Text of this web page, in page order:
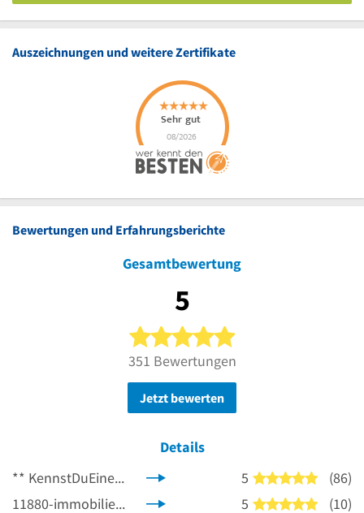
Auszeichnungen und weitere Zertifikate
Bewertungen und Erfahrungsberichte
Gesamtbewertung
5
5 von 5 Sternen
351 Bewertungen
Jetzt bewerten
Details
**
KennstDuEinen.de 5 5 von 5
(86)
11880-immobilienmakler.com
5 5 von 5
(10)